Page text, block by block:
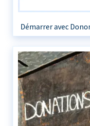
Démarrer avec